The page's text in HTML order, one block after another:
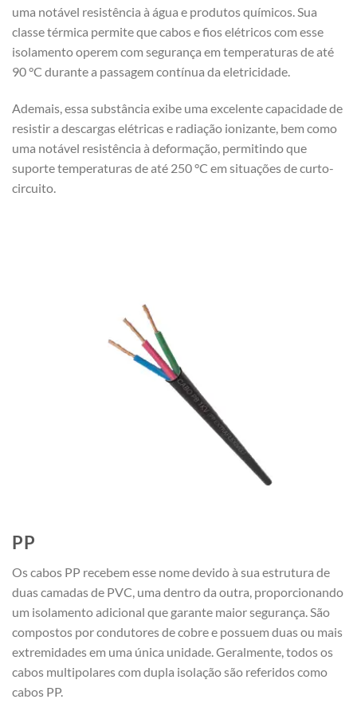
uma notável resistência à água e produtos químicos. Sua
classe térmica permite que cabos e fios elétricos com esse
isolamento operem com segurança em temperaturas de até
90 °C durante a passagem contínua da eletricidade.
Ademais, essa substância exibe uma excelente capacidade de
resistir a descargas elétricas e radiação ionizante, bem como
uma notável resistência à deformação, permitindo que
suporte temperaturas de até 250 °C em situações de curto-
circuito.
PP
Os cabos PP recebem esse nome devido à sua estrutura de
duas camadas de PVC, uma dentro da outra, proporcionando
um isolamento adicional que garante maior segurança. São
compostos por condutores de cobre e possuem duas ou mais
extremidades em uma única unidade. Geralmente, todos os
cabos multipolares com dupla isolação são referidos como
cabos PP.